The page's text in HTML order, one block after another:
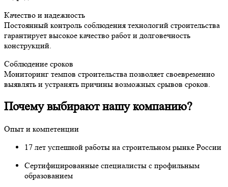
Качество и надежность
Постоянный контроль соблюдения технологий строительства
гарантирует высокое качество работ и долговечность
конструкций.
Соблюдение сроков
Мониторинг темпов строительства позволяет своевременно
выявлять и устранять причины возможных срывов сроков.
Почему выбирают нашу компанию?
Опыт и компетенции
17 лет успешной работы на строительном рынке России
Сертифицированные специалисты с профильным
образованием